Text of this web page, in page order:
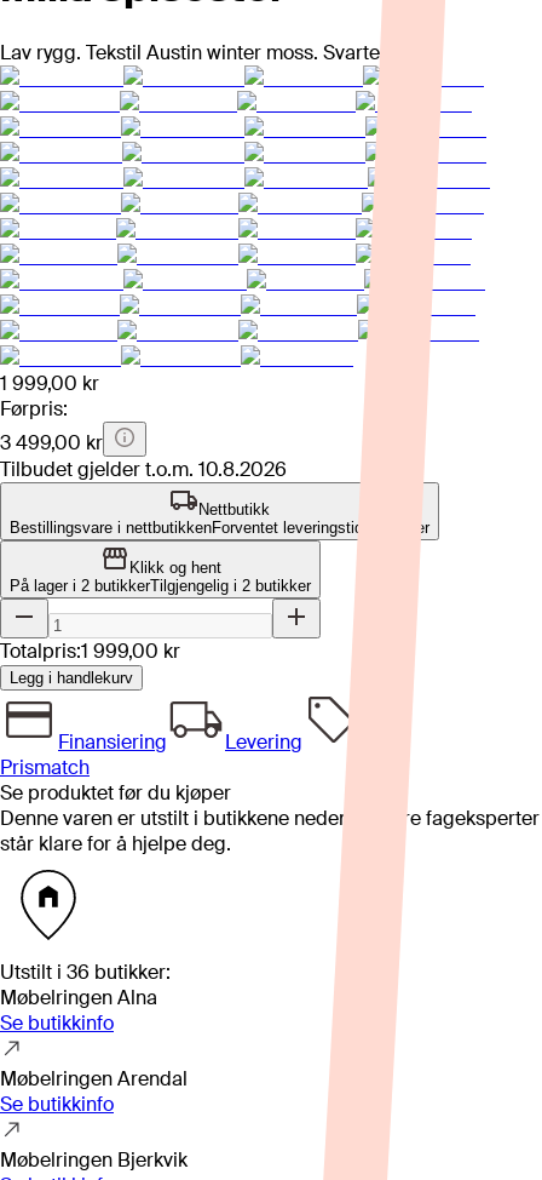
Lav rygg. Tekstil Austin winter moss. Svarte ben.
1 999,00 kr
Førpris:
3 499,00 kr
Tilbudet gjelder t.o.m. 10.8.2026
Nettbutikk
Bestillingsvare i nettbutikkenForventet leveringstid: 4-8 uker
Klikk og hent
På lager i 2 butikkerTilgjengelig i 2 butikker
Totalpris:1 999,00 kr
Legg i handlekurv
Finansiering
Levering
Prismatch
Se produktet før du kjøper
Denne varen er utstilt i butikkene nedenfor. Våre fageksperter
står klare for å hjelpe deg.
Utstilt i 36 butikker:
Møbelringen Alna
Se butikkinfo
Møbelringen Arendal
Se butikkinfo
Møbelringen Bjerkvik